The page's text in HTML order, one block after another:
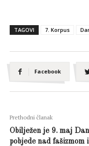
TAGOVI 7. Korpus
Facebook
Prethodni članak
Obilježen je 9. maj Dan
pobjede nad fašizmom